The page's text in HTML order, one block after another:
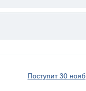
Поступит 30